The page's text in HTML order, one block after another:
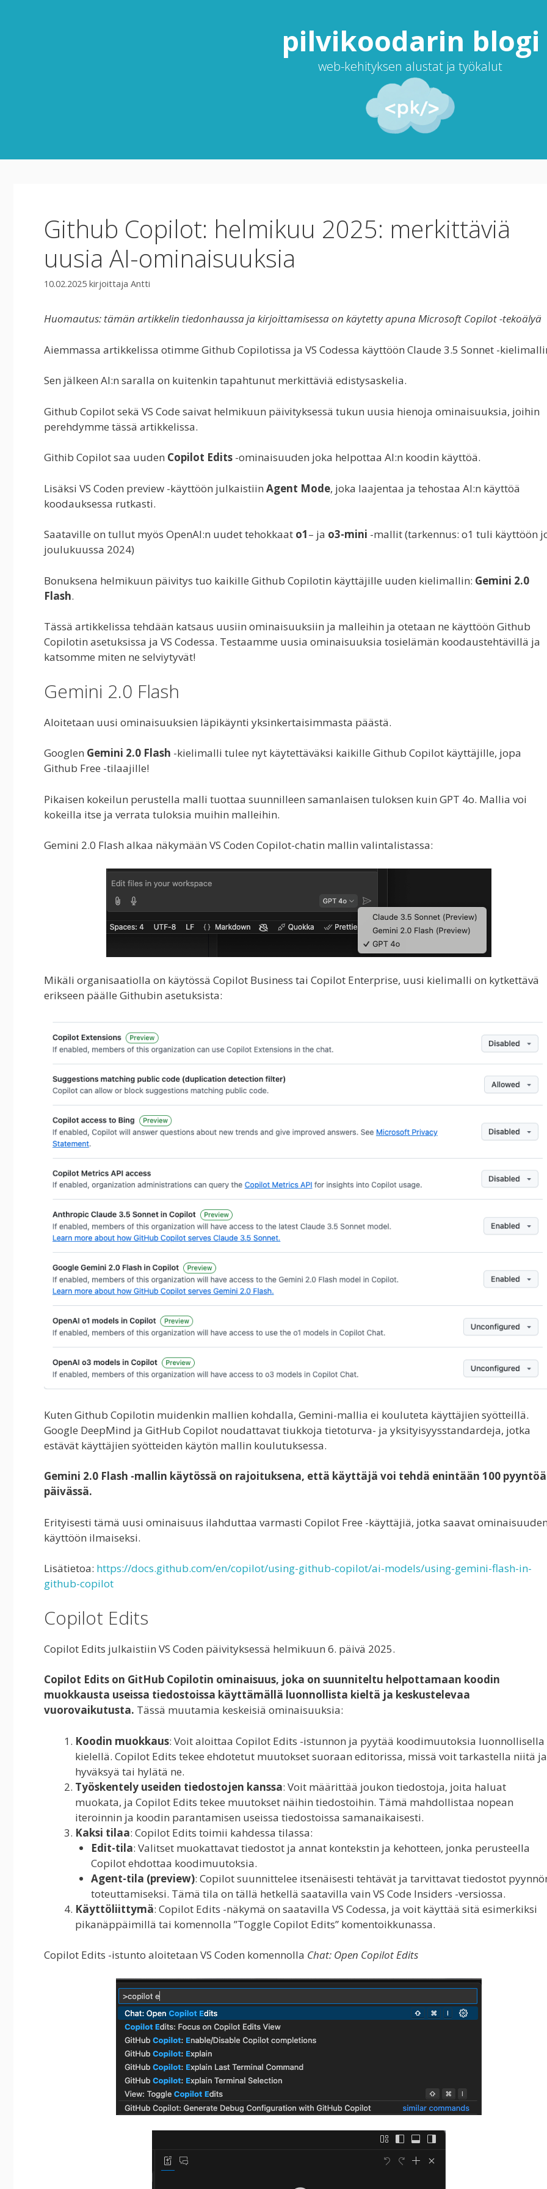
pilvi­koodarin blogi
web-kehityksen alustat ja työkalut
Github Copilot: helmikuu 2025: merkittäviä
uusia AI-ominaisuuksia
10.02.2025 kirjoittaja Antti
Huomautus: tämän artikkelin tiedonhaussa ja kirjoittamisessa on käytetty apuna Microsoft Copilot -tekoälyä
Aiemmassa artikkelissa otimme Github Copilotissa ja VS Codessa käyttöön Claude 3.5 Sonnet -
Sen jälkeen AI:n saralla on kuitenkin tapahtunut merkittäviä edistysaskelia.
Github Copilot sekä VS Code saivat helmikuun päivityksessä tukun uusia hienoja ominaisuuksia, joihin
perehdymme tässä artikkelissa.
Githib Copilot saa uuden Copilot Edits -ominaisuuden joka helpottaa AI:n koodin käyttöä.
Lisäksi VS Coden preview -käyttöön julkaistiin Agent Mode, joka laajentaa ja tehostaa AI:n käyttöä
koodauksessa rutkasti.
Saataville on tullut myös OpenAI:n uudet tehokkaat o1– ja o3-mini -mallit (tarkennus: o1 tuli käyttöön
joulukuussa 2024)
Bonuksena helmikuun päivitys tuo kaikille Github Copilotin käyttäjille uuden kielimallin: Gemini 2.0
Flash.
Tässä artikkelissa tehdään katsaus uusiin ominaisuuksiin ja malleihin ja otetaan ne käyttöön Github
Copilotin asetuksissa ja VS Codessa. Testaamme uusia ominaisuuksia tosielämän koodaustehtävillä ja
katsomme miten ne selviytyvät!
Gemini 2.0 Flash
Aloitetaan uusi ominaisuuksien läpikäynti yksinkertaisimmasta päästä.
Googlen Gemini 2.0 Flash -kielimalli tulee nyt käytettäväksi kaikille Github Copilot käyttäjille, jopa
Github Free -tilaajille!
Pikaisen kokeilun perustella malli tuottaa suunnilleen samanlaisen tuloksen kuin GPT 4o. Mallia voi
kokeilla itse ja verrata tuloksia muihin malleihin.
Gemini 2.0 Flash alkaa näkymään VS Coden Copilot-chatin mallin valintalistassa:
Mikäli organisaatiolla on käytössä Copilot Business tai Copilot Enterprise, uusi kielimalli on kytkettävä
erikseen päälle Githubin asetuksista:
Kuten Github Copilotin muidenkin mallien kohdalla, Gemini-mallia ei kouluteta käyttäjien syötteillä.
Google DeepMind ja GitHub Copilot noudattavat tiukkoja tietoturva- ja yksityisyysstandardeja, jotka
estävät käyttäjien syötteiden käytön mallin koulutuksessa.
Gemini 2.0 Flash -mallin käytössä on rajoituksena, että käyttäjä voi tehdä enintään 100 pyyntöä
päivässä.
Erityisesti tämä uusi ominaisuus ilahduttaa varmasti Copilot Free -käyttäjiä, jotka saavat
käyttöön ilmaiseksi.
Lisätietoa: https://docs.github.com/en/copilot/using-github-copilot/ai-models/using-gemini-flash-in-
github-copilot
Copilot Edits
Copilot Edits julkaistiin VS Coden päivityksessä helmikuun 6. päivä 2025.
Copilot Edits on GitHub Copilotin ominaisuus, joka on suunniteltu helpottamaan koodin
muokkausta useissa tiedostoissa käyttämällä luonnollista kieltä ja keskustelevaa
vuorovaikutusta. Tässä muutamia keskeisiä ominaisuuksia:
Koodin muokkaus: Voit aloittaa Copilot Edits -istunnon ja pyytää koodimuutoksia luonnollisella
kielellä. Copilot Edits tekee ehdotetut muutokset suoraan editorissa, missä voit tarkastella niitä ja
hyväksyä tai hylätä ne.
Työskentely useiden tiedostojen kanssa: Voit määrittää joukon tiedostoja, joita haluat
muokata, ja Copilot Edits tekee muutokset näihin tiedostoihin. Tämä mahdollistaa nopean
iteroinnin ja koodin parantamisen useissa tiedostoissa samanaikaisesti.
Kaksi tilaa: Copilot Edits toimii kahdessa tilassa:
Edit-tila: Valitset muokattavat tiedostot ja annat kontekstin ja kehotteen, jonka perusteella
Copilot ehdottaa koodimuutoksia.
Agent-tila (preview): Copilot suunnittelee itsenäisesti tehtävät ja tarvittavat tiedostot
toteuttamiseksi. Tämä tila on tällä hetkellä saatavilla vain VS Code Insiders -versiossa.
Käyttöliittymä: Copilot Edits -näkymä on saatavilla VS Codessa, ja voit käyttää sitä esimerkiksi
pikanäppäimillä tai komennolla ”Toggle Copilot Edits” komentoikkunassa.
Copilot Edits -istunto aloitetaan VS Coden komennolla Chat: Open Copilot Edits